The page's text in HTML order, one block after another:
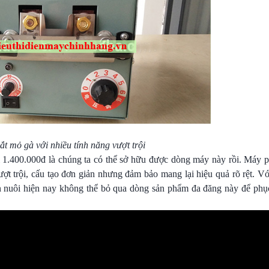
mỏ gà với nhiều tính năng vượt trội
là chúng ta có thể sở hữu được dòng máy này rồi. Máy
trội, cấu tạo đơn giản nhưng đảm bảo mang lại hiệu quả rõ rệt.
hiện nay không thể bỏ qua dòng sản phẩm đa đăng này để